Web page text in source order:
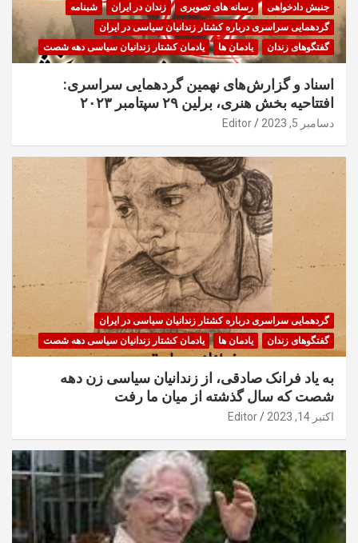
جنبش دادخواهی رسانه های تصویری زندان در ایران
شبنامه
گردهمایی سراسری درباره کشتار زندانیان سیاسی در ایران
گفتگوهای زندان
یادمان ها یادمان کشتار زندانیان سیاسی دهه شصت
اسناد و گزارش‌های نهمین گردهمایی سراسری:
افتتاحیه بخش هنری، برلین ۲۹ سپتامبر ۲۰۲۳
دسامبر 5, 2023 Editor
گردهمایی سراسری درباره کشتار زندانیان سیاسی در ایران
گفتگوهای زندان
یادمان ها یادمان کشتار زندانیان سیاسی دهه شصت
به یاد فرانک صادقی، از زندانیان سیاسی زن دهه
شصت که سال گذشته از میان ما رفت
اکتبر 14, 2023 Editor